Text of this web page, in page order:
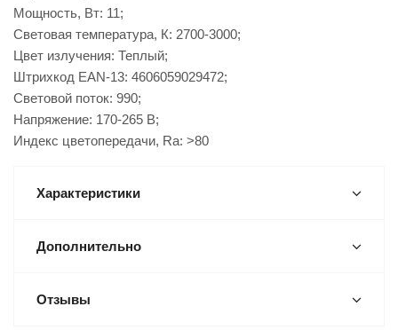
Мощность, Вт: 11;
Световая температура, К: 2700-3000;
Цвет излучения: Теплый;
Штрихкод EAN-13: 4606059029472;
Световой поток: 990;
Напряжение: 170-265 В;
Индекс цветопередачи, Ra: ˃80
Характеристики
Дополнительно
Отзывы